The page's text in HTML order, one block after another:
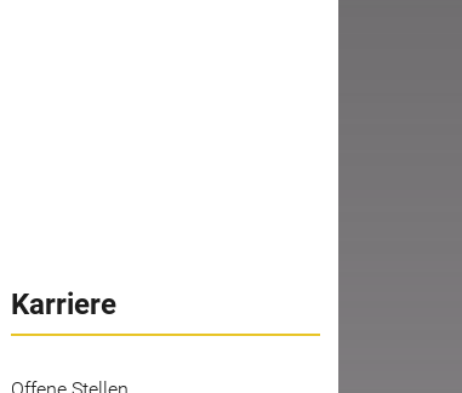
Karriere